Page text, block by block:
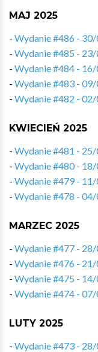
MAJ 2025
- Wydanie #486 -
- Wydanie #485 -
- Wydanie #484 -
- Wydanie #483 -
- Wydanie #482 -
KWIECIEŃ 2025
- Wydanie #481 -
- Wydanie #480 -
- Wydanie #479 -
- Wydanie #478 -
MARZEC 2025
- Wydanie #477 -
- Wydanie #476 -
- Wydanie #475 -
- Wydanie #474 -
LUTY 2025
- Wydanie #473 -